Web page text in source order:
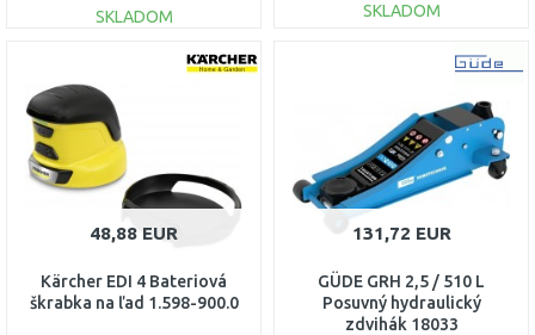
SKLADOM
DO KOŠÍKA
Porovnať
SKLADOM
DO KOŠÍKA
Porovnať
48,88 EUR
Kärcher EDI 4 Bateriová
škrabka na ľad 1.598-900.0
131,72 EUR
GÜDE GRH 2,5 / 510 L
Posuvný hydraulický
zdvihák 18033